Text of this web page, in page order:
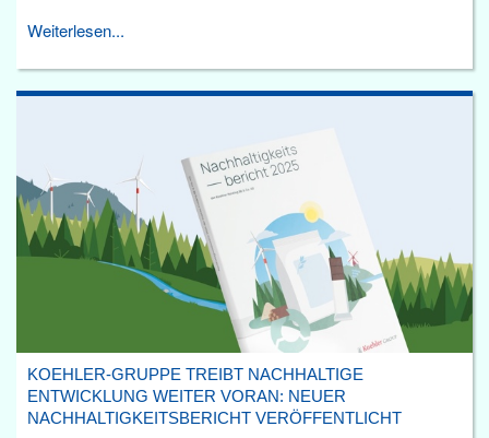
Weiterlesen...
KOEHLER-GRUPPE TREIBT NACHHALTIGE
ENTWICKLUNG WEITER VORAN: NEUER
NACHHALTIGKEITSBERICHT VERÖFFENTLICHT